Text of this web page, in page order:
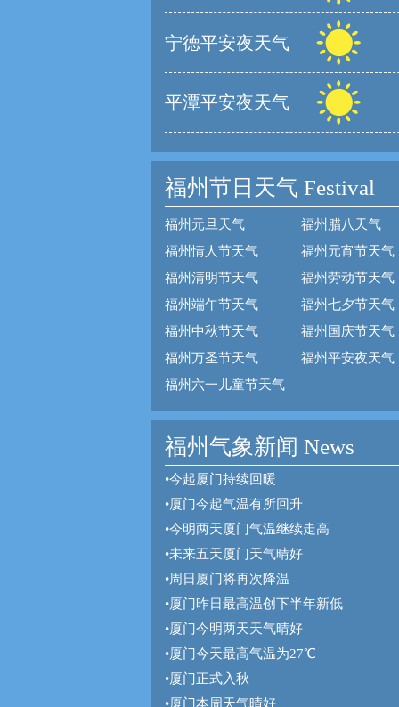
宁德平安夜天气
平潭平安夜天气
福州节日天气 Festival
福州元旦天气
福州腊八天气
福州情人节天气
福州元宵节天气
福州清明节天气
福州劳动节天气
福州端午节天气
福州七夕节天气
福州中秋节天气
福州国庆节天气
福州万圣节天气
福州平安夜天气
福州六一儿童节天气
福州气象新闻 News
•今起厦门持续回暖
•厦门今起气温有所回升
•今明两天厦门气温继续走高
•未来五天厦门天气晴好
•周日厦门将再次降温
•厦门昨日最高温创下半年新低
•厦门今明两天天气晴好
•厦门今天最高气温为27℃
•厦门正式入秋
•厦门本周天气晴好